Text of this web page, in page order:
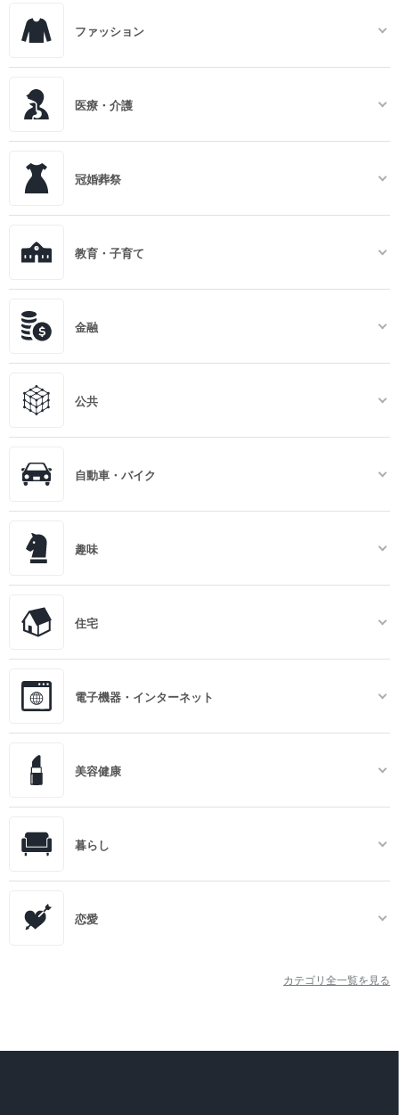
ファッション
医療・介護
冠婚葬祭
教育・子育て
金融
公共
自動車・バイク
趣味
住宅
電子機器・インターネット
美容健康
暮らし
恋愛
カテゴリ全一覧を見る